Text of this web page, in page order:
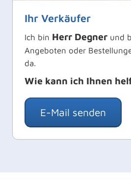
Ihr Verkäufer
Ich bin Herr Degnerund
Angeboten oder
da.
Wie kann ich Ihnen
E-Mail senden